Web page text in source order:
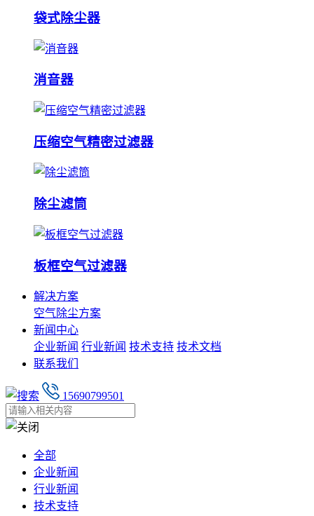
袋式除尘器
消音器
压缩空气精密过滤器
除尘滤筒
板框空气过滤器
解决方案
空气除尘方案
新闻中心
企业新闻 行业新闻 技术支持 技术文档
联系我们
15690799501
全部
企业新闻
行业新闻
技术支持